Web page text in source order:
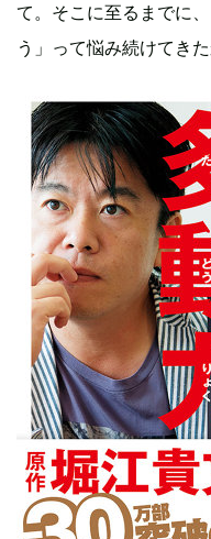
て。そこに至るまでに
う」って悩み続けてき